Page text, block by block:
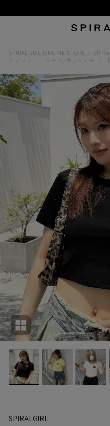
SPIRALGIRL ONLINE STORE
トップス
Tシャツ/カットソー
SPIRALGIRL